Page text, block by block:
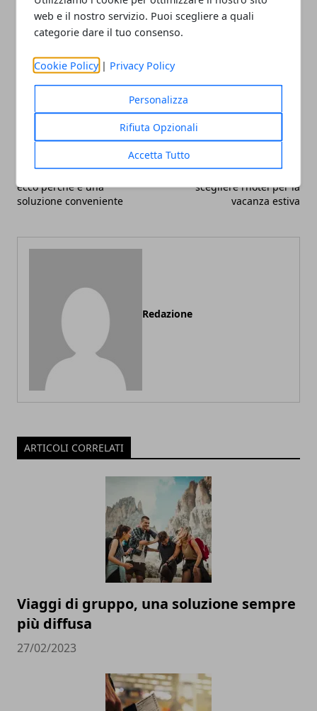
web e il nostro servizio. Puoi scegliere a quali
categorie dare il tuo consenso.
Cookie Policy | Privacy Policy
Personalizza
Rifiuta Opzionali
Accetta Tutto
Facebook
TwitterWhatsapp
Noleggio a lungo termine,
ecco perché è una
soluzione conveniente
Milano Marittima: come
scegliere l’hotel per la
vacanza estiva
Redazione
ARTICOLI CORRELATI
Viaggi di gruppo, una soluzione sempre
più diffusa
27/02/2023